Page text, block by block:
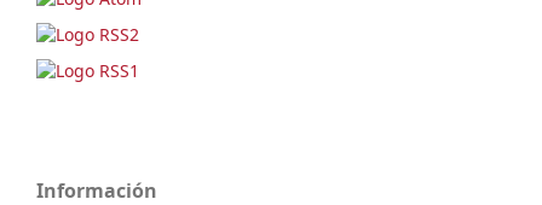
Información